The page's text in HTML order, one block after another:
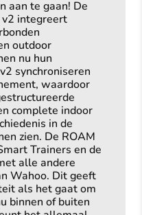
aan te gaan! De
v2 integreert
outdoor
nu hun
synchroniseren
waardoor
complete indoor
in de
zien. De ROAM
Trainers en de
alle andere
Wahoo. Dit geeft
als het gaat om
binnen of buiten